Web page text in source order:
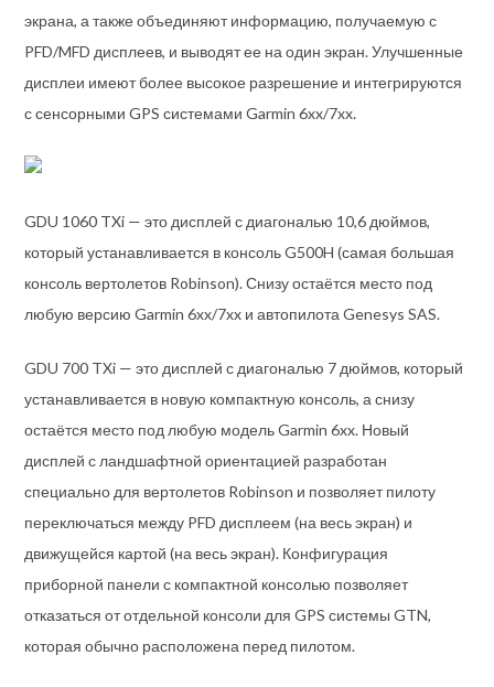
экрана, а также объединяют информацию, получаемую с
PFD/MFD дисплеев, и выводят ее на один экран. Улучшенные
дисплеи имеют более высокое разрешение и интегрируются
с сенсорными GPS системами Garmin 6xx/7xx.
GDU 1060 TXi — это дисплей с диагональю 10,6 дюймов,
который устанавливается в консоль G500H (самая большая
консоль вертолетов Robinson). Снизу остаётся место под
любую версию Garmin 6xx/7xx и автопилота Genesys SAS.
GDU 700 TXi — это дисплей с диагональю 7 дюймов, который
устанавливается в новую компактную консоль, а снизу
остаётся место под любую модель Garmin 6xx. Новый
дисплей с ландшафтной ориентацией разработан
специально для вертолетов Robinson и позволяет пилоту
переключаться между PFD дисплеем (на весь экран) и
движущейся картой (на весь экран). Конфигурация
приборной панели с компактной консолью позволяет
отказаться от отдельной консоли для GPS системы GTN,
которая обычно расположена перед пилотом.